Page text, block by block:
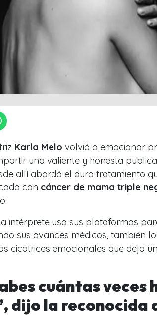
Karla Melo volvió a emocionar
una valiente y honesta
allí abordó el duro tratamiento
con cáncer de mama triple
intérprete usa sus plataformas
sus avances médicos, también
cicatrices emocionales que deja
cuántas veces
dijo la reconocida